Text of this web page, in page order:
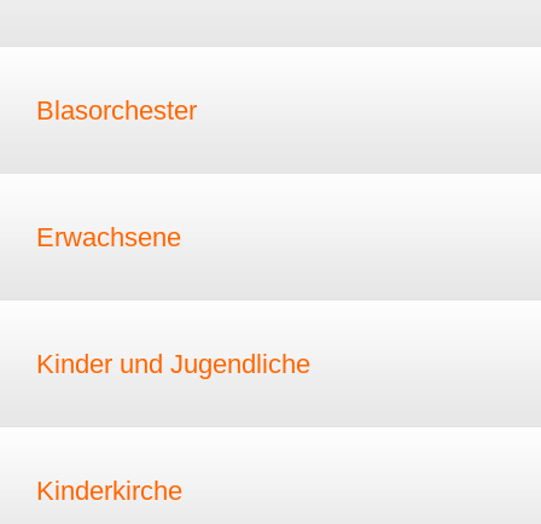
Blasorchester
Erwachsene
Kinder und Jugendliche
Kinderkirche